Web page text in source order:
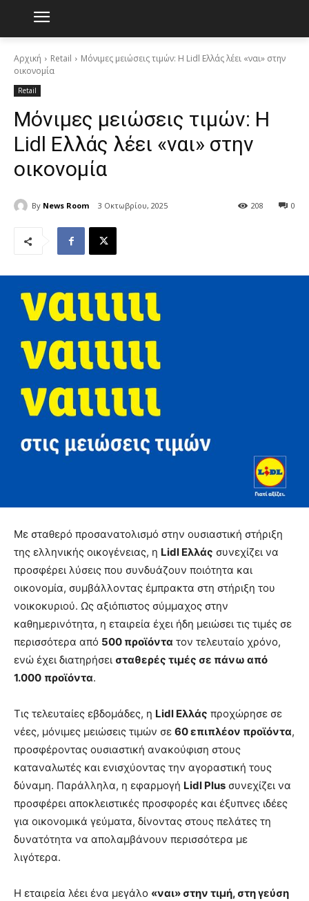
Αρχική Retail
Μόνιμες μειώσεις τιμών: Η Lidl Ελλάς λέει «ναι» στην
οικονομία
Retail
Μόνιμες μειώσεις τιμών: Η
Lidl Ελλάς λέει «ναι» στην
οικονομία
By News Room 3 Οκτωβρίου, 2025 0
208
Με σταθερό προσανατολισμό στην ουσιαστική στήριξη
της ελληνικής οικογένειας, η Lidl Ελλάς συνεχίζει να
προσφέρει λύσεις που συνδυάζουν ποιότητα και
οικονομία, συμβάλλοντας έμπρακτα στη στήριξη του
νοικοκυριού. Ως αξιόπιστος σύμμαχος στην
καθημερινότητα, η εταιρεία έχει ήδη μειώσει τις τιμές σε
περισσότερα από 500 προϊόντα τον τελευταίο χρόνο,
ενώ έχει διατηρήσει σταθερές τιμές σε πάνω από
1.000 προϊόντα.
Τις τελευταίες εβδομάδες, η Lidl Ελλάς προχώρησε σε
νέες, μόνιμες μειώσεις τιμών σε 60 επιπλέον προϊόντα,
προσφέροντας ουσιαστική ανακούφιση στους
καταναλωτές και ενισχύοντας την αγοραστική τους
δύναμη. Παράλληλα, η εφαρμογή Lidl Plus συνεχίζει να
προσφέρει αποκλειστικές προσφορές και έξυπνες ιδέες
για οικονομικά γεύματα, δίνοντας στους πελάτες τη
δυνατότητα να απολαμβάνουν περισσότερα με
λιγότερα.
Η εταιρεία λέει ένα μεγάλο «ναι» στην τιμή, στη γεύση